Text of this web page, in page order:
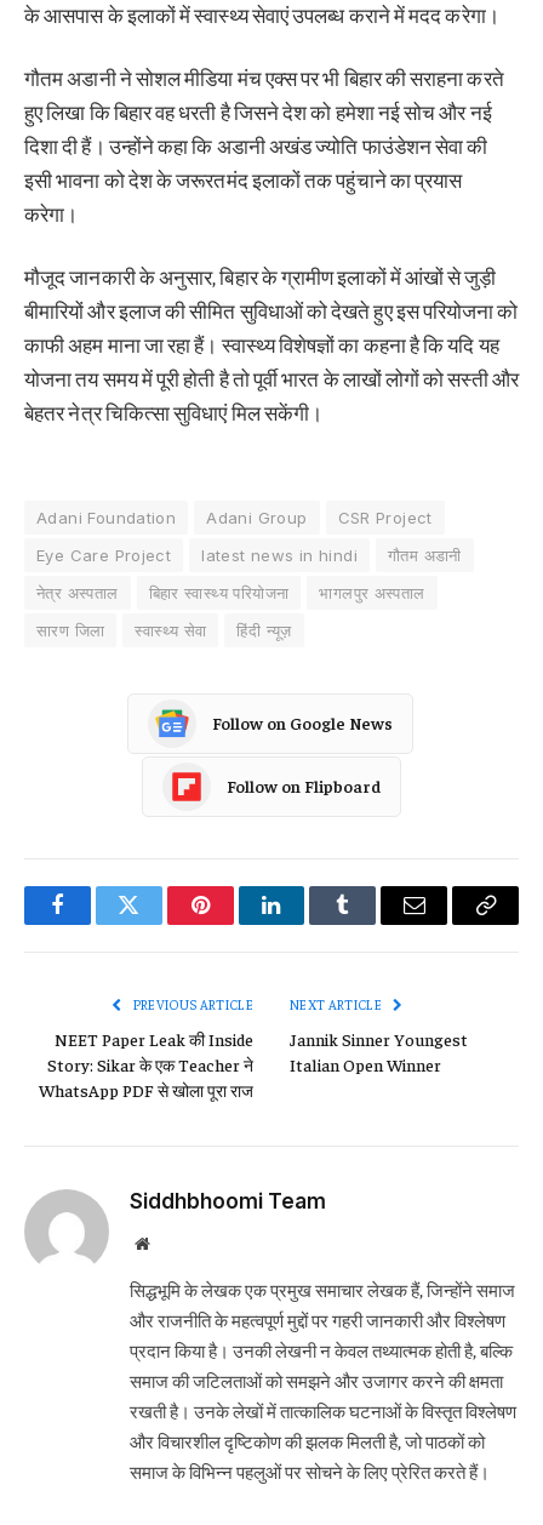
के आसपास के इलाकों में स्वास्थ्य सेवाएं उपलब्ध कराने में मदद करेगा।
गौतम अडानी ने सोशल मीडिया मंच एक्स पर भी बिहार की सराहना करते
हुए लिखा कि बिहार वह धरती है जिसने देश को हमेशा नई सोच और नई
दिशा दी हैं। उन्होंने कहा कि अडानी अखंड ज्योति फाउंडेशन सेवा की
इसी भावना को देश के जरूरतमंद इलाकों तक पहुंचाने का प्रयास
करेगा।
मौजूद जानकारी के अनुसार, बिहार के ग्रामीण इलाकों में आंखों से जुड़ी
बीमारियों और इलाज की सीमित सुविधाओं को देखते हुए इस परियोजना को
काफी अहम माना जा रहा हैं। स्वास्थ्य विशेषज्ञों का कहना है कि यदि यह
योजना तय समय में पूरी होती है तो पूर्वी भारत के लाखों लोगों को सस्ती और
बेहतर नेत्र चिकित्सा सुविधाएं मिल सकेंगी।
Adani Foundation Adani Group
CSR Project
Eye Care Project
latest news in hindi
गौतम अडानी
नेत्र अस्पताल
बिहार स्वास्थ्य परियोजना
भागलपुर अस्पताल
सारण जिला
स्वास्थ्य सेवा हिंदी न्यूज़
Follow on Google News
Follow on Flipboard
FacebookTwitter PinterestLinkedInTumblr Email
Copy
PREVIOUS ARTICLE
NEET Paper Leak की Inside
Story: Sikar के एक Teacher ने
WhatsApp PDF से खोला पूरा राज
NEXT ARTICLE
Jannik Sinner Youngest
Italian Open Winner
Siddhbhoomi Team
Website
सिद्धभूमि के लेखक एक प्रमुख समाचार लेखक हैं, जिन्होंने समाज
और राजनीति के महत्वपूर्ण मुद्दों पर गहरी जानकारी और विश्लेषण
प्रदान किया है। उनकी लेखनी न केवल तथ्यात्मक होती है, बल्कि
समाज की जटिलताओं को समझने और उजागर करने की क्षमता
रखती है। उनके लेखों में तात्कालिक घटनाओं के विस्तृत विश्लेषण
और विचारशील दृष्टिकोण की झलक मिलती है, जो पाठकों को
समाज के विभिन्न पहलुओं पर सोचने के लिए प्रेरित करते हैं।